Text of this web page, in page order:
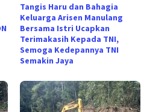
Tangis Haru dan Bahagia
Keluarga Arisen Manulang
Bersama Istri Ucapkan
Terimakasih Kepada TNI,
Semoga Kedepannya TNI
Semakin Jaya